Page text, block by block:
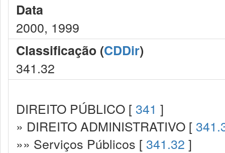
Data
2000, 1999
Classificação (CDDir)
341.32
DIREITO PÚBLICO [ 341 ]
» DIREITO ADMINISTRATIVO [
»» Serviços Públicos [ 341.32 ]